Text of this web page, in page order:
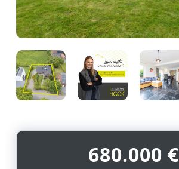
Photo
de
l'album
Photo
de
l'album
Photo
de
l'album
680.000 €